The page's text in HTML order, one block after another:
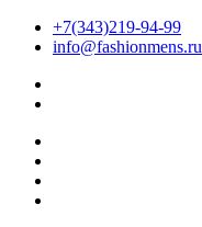
+7(343)219-94-99
info@fashionmens.ru